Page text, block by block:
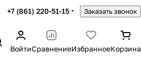
+7 (861) 220-51-15 Заказать звонок
ВойтиСравнениеИзбранноеКорзина